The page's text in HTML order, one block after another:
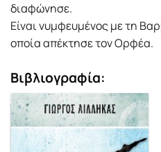
διαφώνησε.
Είναι νυμφευμένος με τη
οποία απέκτησε τον Ορφέα.
Βιβλιογραφία: